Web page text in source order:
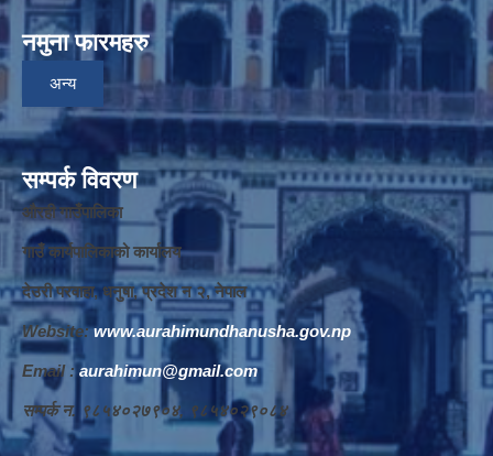
नमुना फारमहरु
अन्य
सम्पर्क विवरण
औरही गाउँपालिका
गाउँ कार्यपालिकाको कार्यालय
देउरी परवाहा, धनुषा, प्रदेश न‌‍ २, नेपाल
Website:www.aurahimundhanusha.gov.np
Email : aurahimun@gmail.com
सम्पर्क न‌‍. ९८५४०२७९०४, ९८५४०२९०८४